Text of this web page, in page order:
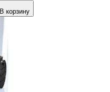
В корзину